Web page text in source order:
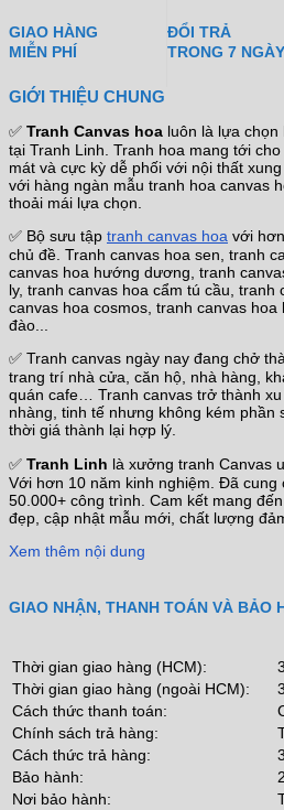
GIAO HÀNG
MIỄN PHÍ
ĐỔI TRẢ
TRONG 7 NGÀY
GIỚI THIỆU CHUNG
✅ Tranh Canvas hoa luôn là lựa chọn
tại Tranh Linh. Tranh hoa mang tới
mát và cực kỳ dễ phối với nội thất
với hàng ngàn mẫu tranh hoa canvas
thoải mái lựa chọn.
✅ Bộ sưu tập tranh canvas hoa với
chủ đề. Tranh canvas hoa sen, tranh
canvas hoa hướng dương, tranh
ly, tranh canvas hoa cẩm tú cầu, tranh
canvas hoa cosmos, tranh canvas
đào...
✅ Tranh canvas ngày nay đang chở
trang trí nhà cửa, căn hộ, nhà hàng,
quán cafe… Tranh canvas trở thành
nhàng, tinh tế nhưng không kém phần
thời giá thành lại hợp lý.
✅ Tranh Linh là xưởng tranh Canvas
Với hơn 10 năm kinh nghiệm. Đã cung
50.000+ công trình. Cam kết mang
đẹp, cập nhật mẫu mới, chất lượng
Xem thêm nội dung
GIAO NHẬN, THANH TOÁN VÀ BẢO
Thời gian giao hàng (HCM):
Thời gian giao hàng (ngoài HCM):
Cách thức thanh toán:
Chính sách trả hàng:
Cách thức trả hàng:
Bảo hành:
Nơi bảo hành: